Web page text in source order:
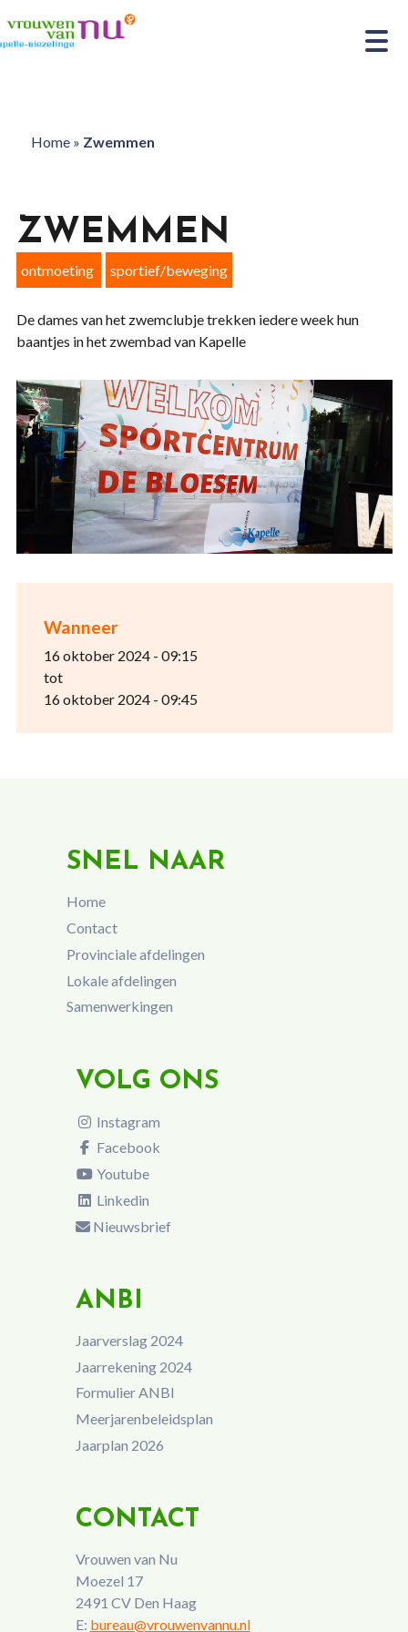
Home» Zwemmen
Wanneer
16 oktober 2024 - 09:15
tot
16 oktober 2024 - 09:45
ZWEMMEN
ontmoeting sportief/beweging
De dames van het zwemclubje trekken iedere week hun
baantjes in het zwembad van Kapelle
SNEL NAAR
Home
Contact
Provinciale afdelingen
Lokale afdelingen
Samenwerkingen
VOLG ONS
Instagram
Facebook
Youtube
Linkedin
Nieuwsbrief
ANBI
Jaarverslag 2024
Jaarrekening 2024
Formulier ANBI
Meerjarenbeleidsplan
Jaarplan 2026
CONTACT
Vrouwen van Nu
Moezel 17
2491 CV Den Haag
E: bureau@vrouwenvannu.nl